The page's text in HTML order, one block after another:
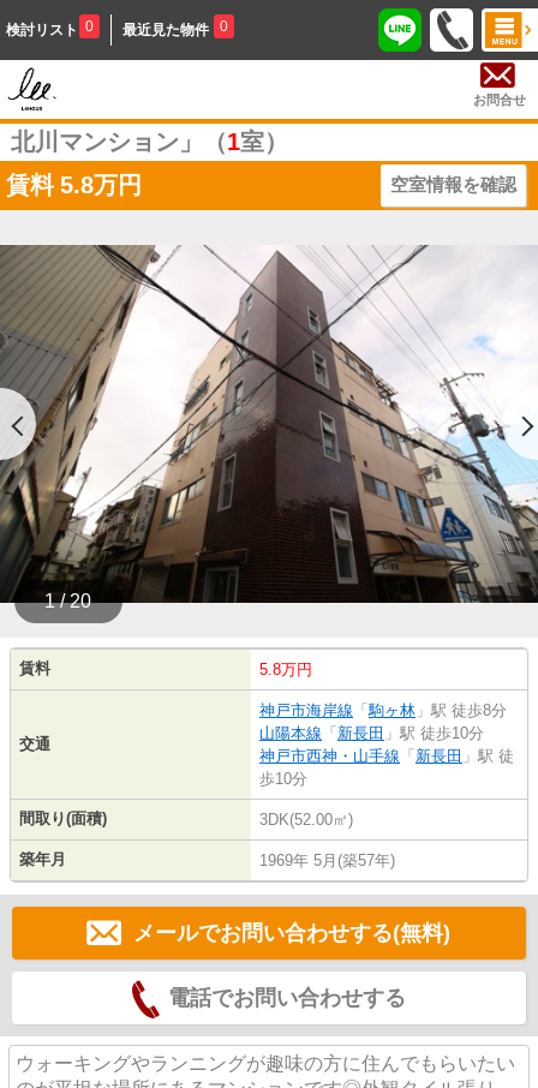
検討リスト 0 最近見た物件 0
お問合せ
北川マンション」（1室）
賃料 5.8万円 空室情報を確認
1 / 20
賃料 5.8万円
交通
神戸市海岸線 「駒ヶ林 」駅 徒歩8分
山陽本線 「新長田 」駅 徒歩10分
神戸市西神・山手線 「新長田 」駅 徒
歩10分
間取り(面積) 3DK(52.00㎡)
築年月 1969年 5月(築57年)
メールでお問い合わせする(無料)
電話でお問い合わせする
ウォーキングやランニングが趣味の方に住んでもらいたい